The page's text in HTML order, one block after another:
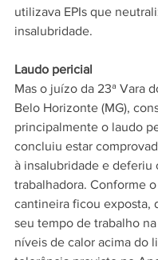
utilizava EPIs que
insalubridade.
Laudo pericial
Mas o juízo da 23ª Vara
Belo Horizonte (MG),
principalmente o laudo
concluiu estar
à insalubridade e deferiu
trabalhadora. Conforme
cantineira ficou exposta,
seu tempo de trabalho
níveis de calor acima do